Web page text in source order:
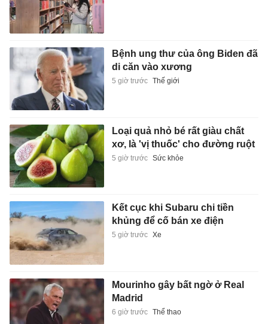
Bệnh ung thư của ông Biden đã
di căn vào xương
5 giờ trước Thế giới
Loại quả nhỏ bé rất giàu chất
xơ, là 'vị thuốc' cho đường ruột
5 giờ trước Sức khỏe
Kết cục khi Subaru chi tiền
khủng để cố bán xe điện
5 giờ trước Xe
Mourinho gây bất ngờ ở Real
Madrid
6 giờ trước Thể thao